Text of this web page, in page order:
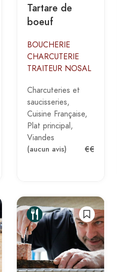
Tartare de
boeuf
BOUCHERIE
CHARCUTERIE
TRAITEUR NOSAL
Charcuteries et
saucisseries
Cuisine Française
Plat principal
Viandes
(aucun avis)
€€